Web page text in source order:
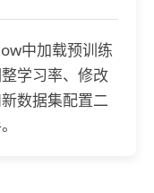
中加载预训练
学习率、修改
数据集配置二